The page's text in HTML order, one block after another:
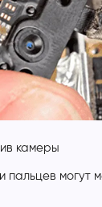
камеры
пальцев